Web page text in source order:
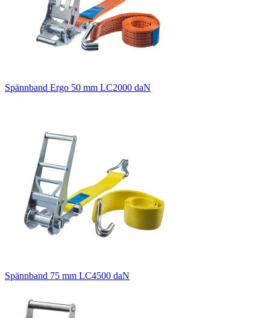
Spännband Ergo 50 mm LC2000 daN
Spännband 75 mm LC4500 daN